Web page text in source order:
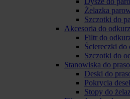
Żelazka
Szczotki do
Akcesoria do
Filtr do
Ściereczki do
Szczotki do
Stanowiska do
Deski do
Pokrycia
Stopy do